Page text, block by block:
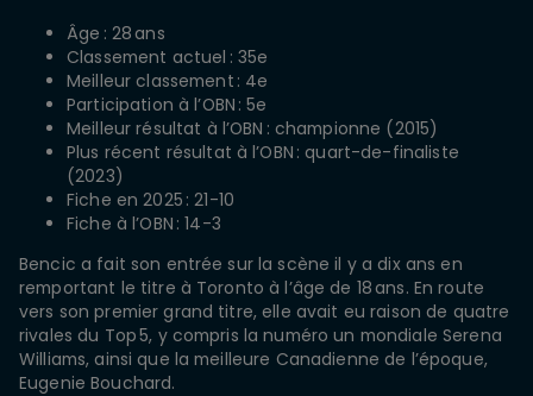
Âge : 28 ans
Classement actuel : 35e
Meilleur classement : 4e
Participation à l’OBN : 5e
Meilleur résultat à l’OBN : championne (2015)
Plus récent résultat à l’OBN : quart-de-finaliste
(2023)
Fiche en 2025 : 21-10
Fiche à l’OBN : 14-3
Bencic a fait son entrée sur la scène il y a dix ans en
remportant le titre à Toronto à l’âge de 18 ans. En route
vers son premier grand titre, elle avait eu raison de quatre
rivales du Top 5, y compris la numéro un mondiale Serena
Williams, ainsi que la meilleure Canadienne de l’époque,
Eugenie Bouchard.